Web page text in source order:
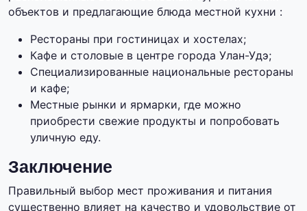
объектов и предлагающие блюда местной кухни :
Рестораны при гостиницах и хостелах;
Кафе и столовые в центре города Улан-Удэ;
Специализированные национальные рестораны
и кафе;
Местные рынки и ярмарки, где можно
приобрести свежие продукты и попробовать
уличную еду.
Заключение
Правильный выбор мест проживания и питания
существенно влияет на качество и удовольствие от